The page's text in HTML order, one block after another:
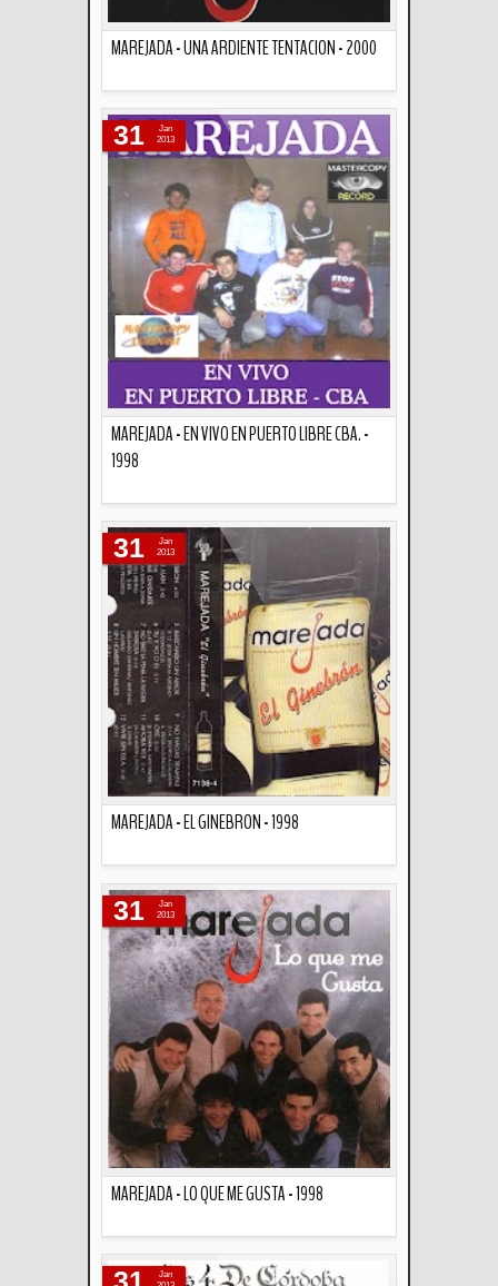
MAREJADA - UNA ARDIENTE TENTACION - 2000
MAREJADA - EN VIVO EN PUERTO LIBRE CBA. -
1998
31
Jan
2013
MAREJADA - EL GINEBRON - 1998
31
Jan
2013
MAREJADA - LO QUE ME GUSTA - 1998
31
Jan
2013
Jan